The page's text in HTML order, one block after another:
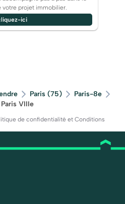
votre projet immobilier.
ici
Paris (75)
Paris-8e
VIIIe
de confidentialité et Conditions